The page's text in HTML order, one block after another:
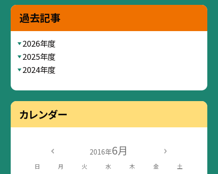
過去記事
2026年度
2025年度
2024年度
カレンダー
2016年6月
日 月 火 水 木 金 土